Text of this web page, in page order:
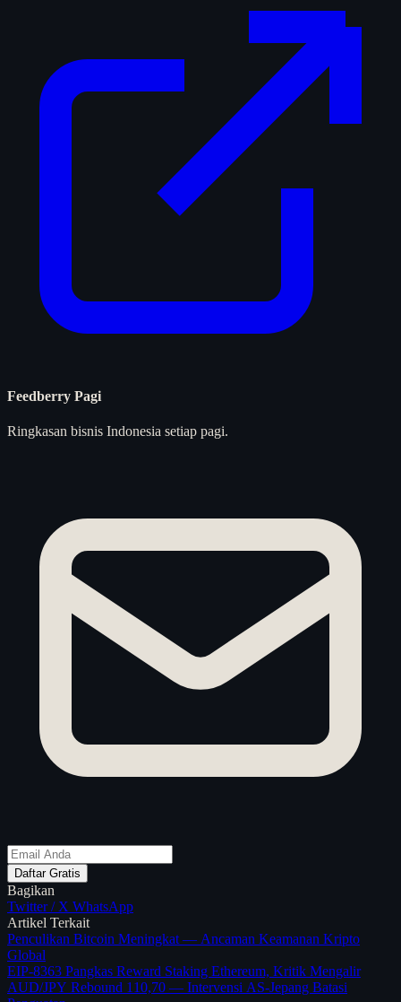
Feedberry Pagi
Ringkasan bisnis Indonesia setiap pagi.
Daftar Gratis
Bagikan
Twitter / X WhatsApp
Artikel Terkait
Penculikan Bitcoin Meningkat — Ancaman Keamanan Kripto
Global
EIP-8363 Pangkas Reward Staking Ethereum, Kritik Mengalir
AUD/JPY Rebound 110,70 — Intervensi AS-Jepang Batasi